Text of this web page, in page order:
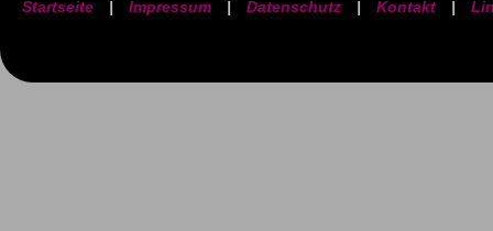
Startseite | Impressum | Datenschutz | Kontakt |